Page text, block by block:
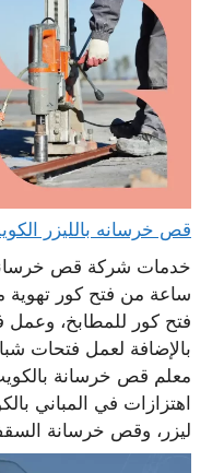
قص خرسانه بالليزر الكويت 65932555 فتح كور
ساعة من فتح كور تهوية
فتح كور للمطابخ، وعمل
بالإضافة لعمل فتحات
معلم قص خرسانة
اهتزازات في المباني
ليزر، وقص خرسانة